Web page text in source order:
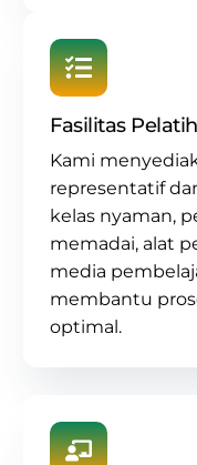
Fasilitas
Kami
representatif
kelas nyaman,
memadai, alat
media
membantu
optimal.